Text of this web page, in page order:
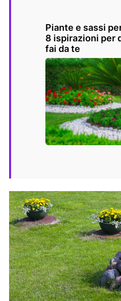
Piante e sassi
8 ispirazioni per
fai da te